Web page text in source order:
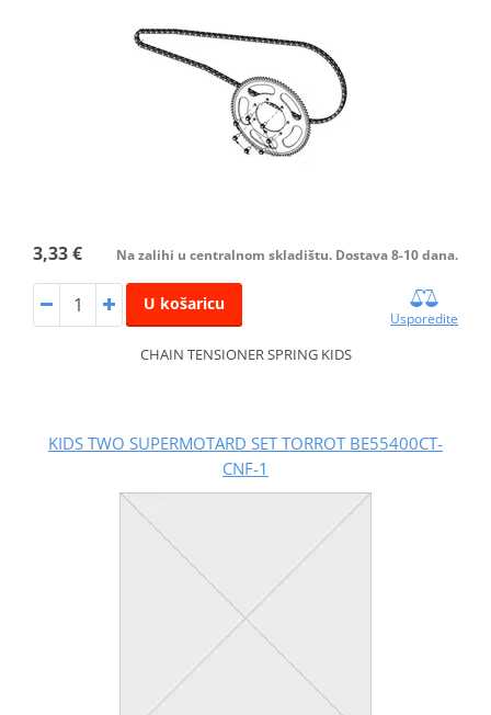
3,33 € Na zalihi u centralnom skladištu. Dostava 8-10 dana.
U košaricu
Usporedite
CHAIN TENSIONER SPRING KIDS
KIDS TWO SUPERMOTARD SET TORROT BE55400CT-
CNF-1